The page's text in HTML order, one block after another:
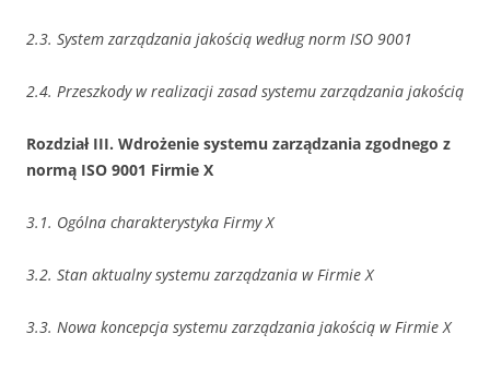
2.3. System zarządzania jakością według norm ISO 9001
2.4. Przeszkody w realizacji zasad systemu zarządzania jakością
Rozdział III. Wdrożenie systemu zarządzania zgodnego z
normą ISO 9001 Firmie X
3.1. Ogólna charakterystyka Firmy X
3.2. Stan aktualny systemu zarządzania w Firmie X
3.3. Nowa koncepcja systemu zarządzania jakością w Firmie X